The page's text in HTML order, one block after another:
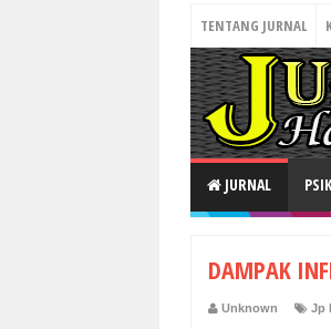
TENTANG JURNAL
JURNAL
DAMPAK
Unknown Jp